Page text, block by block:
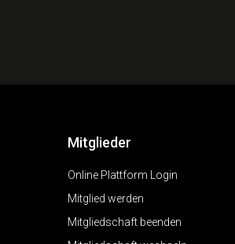
Mitglieder
Online Plattform Login
Mitglied werden
Mitgliedschaft beenden